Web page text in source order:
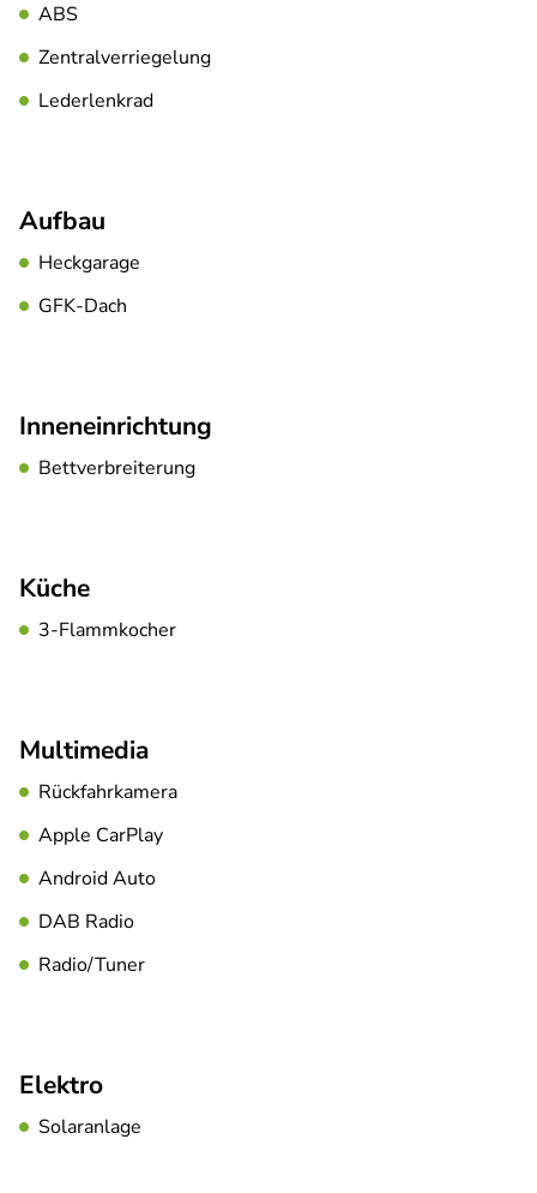
ABS
Zentralverriegelung
Lederlenkrad
Aufbau
Heckgarage
GFK-Dach
Inneneinrichtung
Bettverbreiterung
Küche
3-Flammkocher
Multimedia
Rückfahrkamera
Apple CarPlay
Android Auto
DAB Radio
Radio/Tuner
Elektro
Solaranlage